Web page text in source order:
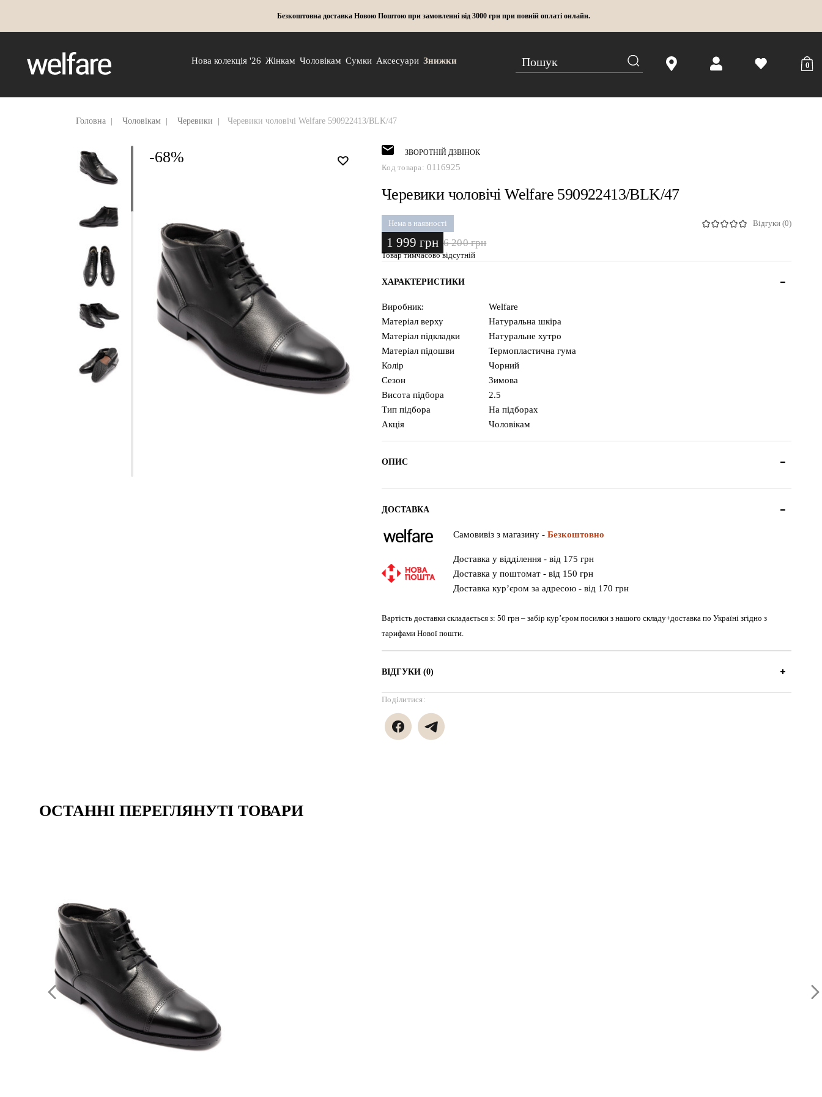
Безкоштовна доставка Новою Поштою при замовленні від 3000 грн при повній оплаті онлайн.
Нова колекція '26 Жінкам Чоловікам Сумки Аксесуари Знижки 0
Головна Чоловікам Черевики Черевики чоловічі Welfare 590922413/BLK/47
-68% ЗВОРОТНІЙ ДЗВІНОК
Код товара: 0116925
Черевики чоловічі Welfare 590922413/BLK/47
Нема в наявності Відгуки (0)
Товар тимчасово відсутній
1 999 грн 6 200 грн
ХАРАКТЕРИСТИКИ
Виробник:
Welfare
Матеріал верху
Натуральна шкіра
Матеріал підкладки
Натуральне хутро
Матеріал підошви
Термопластична гума
Колір
Чорний
Сезон
Зимова
Висота підбора
2.5
Тип підбора
На підборах
Акція
Чоловікам
ОПИС
ДОСТАВКА
Самовивіз з магазину - Безкоштовно
Доставка у відділення - від 175 грн
Доставка у поштомат - від 150 грн
Доставка кур’єром за адресою - від 170 грн
Вартість доставки складається з: 50 грн – забір кур’єром посилки з нашого складу+доставка по Україні згідно з
тарифами Нової пошти.
ВІДГУКИ (0)
Поділитися:
ОСТАННІ ПЕРЕГЛЯНУТІ ТОВАРИ